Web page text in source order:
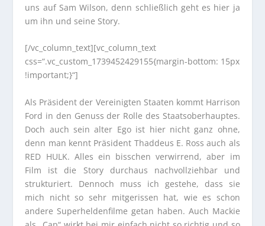
uns auf Sam Wilson, denn schließlich geht es hier ja
um ihn und seine Story.
[/vc_column_text][vc_column_text
css=“.vc_custom_1739452429155{margin-bottom: 15px
!important;}“]
Als Präsident der Vereinigten Staaten kommt Harrison
Ford in den Genuss der Rolle des Staatsoberhauptes.
Doch auch sein alter Ego ist hier nicht ganz ohne,
denn man kennt Präsident Thaddeus E. Ross auch als
RED HULK. Alles ein bisschen verwirrend, aber im
Film ist die Story durchaus nachvollziehbar und
strukturiert. Dennoch muss ich gestehe, dass sie
mich nicht so sehr mitgerissen hat, wie es schon
andere Superheldenfilme getan haben. Auch Mackie